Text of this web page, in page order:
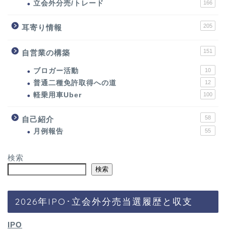
立会外分売/トレード 166
耳寄り情報 205
自営業の構築 151
ブロガー活動 10
普通二種免許取得への道 12
軽乗用車Uber 100
自己紹介 58
月例報告 55
検索
検索
2026年IPO･立会外分売当選履歴と収支
IPO